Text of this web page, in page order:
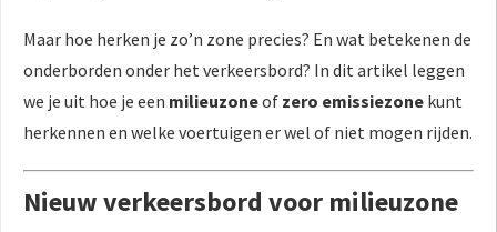
Maar hoe herken je zo’n zone precies? En wat betekenen de
onderborden onder het verkeersbord? In dit artikel leggen
we je uit hoe je een milieuzoneof zero emissiezone kunt
herkennen en welke voertuigen er wel of niet mogen rijden.
Nieuw verkeersbord voor milieuzone